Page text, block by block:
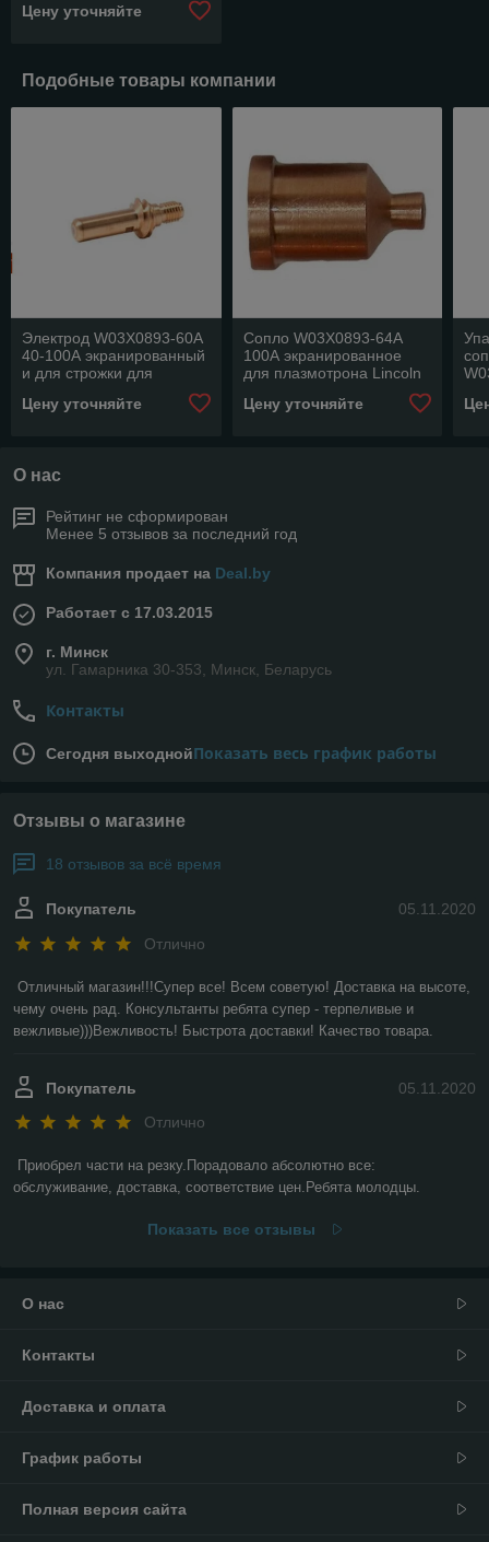
Цену уточняйте
Подобные товары компании
Электрод W03X0893-60A
40-100А экранированный
и для строжки для
плазмотрона Lincoln LC
105
Цену уточняйте
Сопло W03X0893-64A
100А экранированное
для плазмотрона Lincoln
Цену уточняйте
О нас
Рейтинг не сформирован
Менее 5 отзывов за последний год
Компания продает на Deal.by
Работает с 17.03.2015
г. Минск
ул. Гамарника 30-353, Минск, Беларусь
Контакты
Сегодня выходнойПоказать весь график работы
Отзывы о магазине
18 отзывов за всё время
05.11.2020
Покупатель
Отлично
Отличный магазин!!!Супер все! Всем советую! Доставка на высоте,
чему очень рад. Консультанты ребята супер - терпеливые и
вежливые)))Вежливость! Быстрота доставки! Качество товара.
05.11.2020
Покупатель
Отлично
Приобрел части на резку.Порадовало абсолютно все:
обслуживание, доставка, соответствие цен.Ребята молодцы.
Показать все отзывы
О нас
Контакты
Доставка и оплата
График работы
Полная версия сайта